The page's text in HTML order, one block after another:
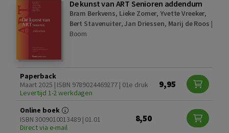
De kunst van ART Senioren addendum
Bram Berkvens, Lieke Zomer,Yvette Vreeker,
Bert Stavenuiter,Jan Driessen, Marij de Roos |
Boom
Paperback
Maart 2025 | ISBN 9789024469277 | 01e druk
Levertijd 1-2 werkdagen
9,95
Online boek
ISBN 3009010013489 | 01.01
Direct via e-mail
8,50